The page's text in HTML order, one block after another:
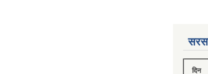
दिन